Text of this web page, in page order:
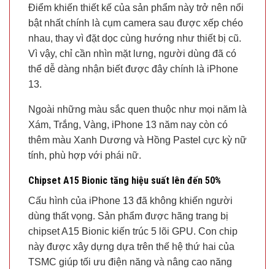
Điểm khiến thiết kế của sản phẩm này trở nên nổi
bật nhất chính là cụm camera sau được xếp chéo
nhau, thay vì đặt dọc cùng hướng như thiết bị cũ.
Vì vậy, chỉ cần nhìn mặt lưng, người dùng đã có
thể dễ dàng nhận biết được đây chính là iPhone
13.
Ngoài những màu sắc quen thuộc như mọi năm là
Xám, Trắng, Vàng, iPhone 13 năm nay còn có
thêm màu Xanh Dương và Hồng Pastel cực kỳ nữ
tính, phù hợp với phái nữ.
Chipset A15 Bionic tăng hiệu suất lên đến 50%
Cấu hình của iPhone 13 đã không khiến người
dùng thất vọng. Sản phẩm được hãng trang bị
chipset A15 Bionic kiến ​​trúc 5 lõi GPU. Con chip
này được xây dựng dựa trên thế hệ thứ hai của
TSMC giúp tối ưu điện năng và nâng cao năng